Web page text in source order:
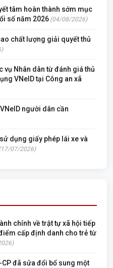
tâm hoàn thành sớm mục
số năm 2026 (04/08/2026)
chất lượng giải quyết thủ
vụ Nhân dân từ đánh giá thủ
VNeID tại Công an xã
người dân cần
dụng giấy phép lái xe và
07/2026)
chính về trật tự xã hội tiếp
cấp định danh cho trẻ từ
đã sửa đổi bổ sung một